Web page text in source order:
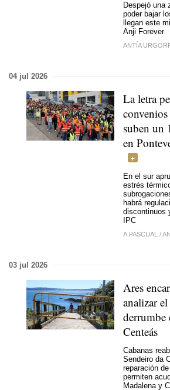
Despejó una
poder bajar
llegan este
Anji Forever
ANTÍA
04 jul 2026
La letra
suben un
en
En el sur
estrés
habrá
discontinuos
IPC
A.PASCUAL /
03 jul 2026
Ares
analizar
derrumbe
Centeás
Cabanas
Sendeiro da
reparación
permiten
Madalena y